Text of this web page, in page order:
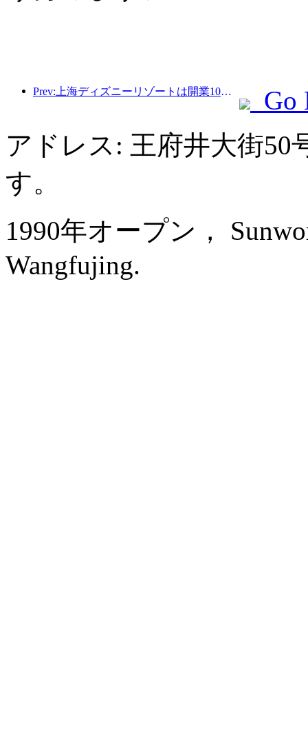
Prev:上海ディズニーリゾートは開業10周年を迎え、これまでに1億人以上の来場者数を記録した。
Go
アドレス: 王府井大街50
す。
1990年オープン，
Wangfujing.